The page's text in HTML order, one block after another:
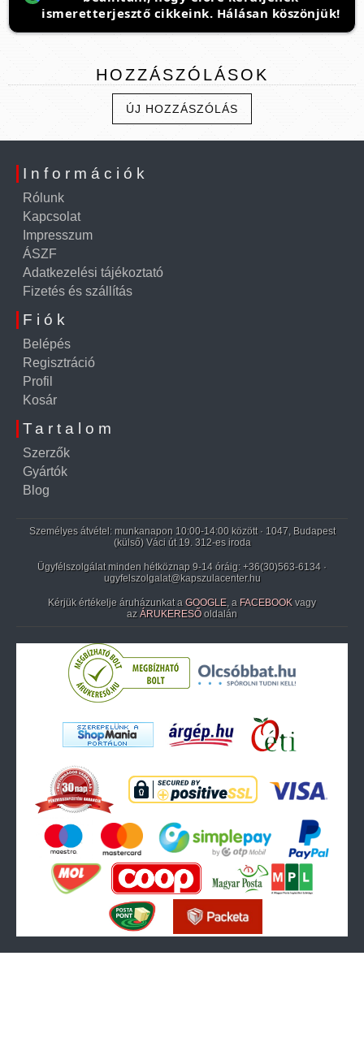
ismeretterjesztő cikkeink. Hálásan köszönjük!
HOZZÁSZÓLÁSOK
ÚJ HOZZÁSZÓLÁS
Információk
Rólunk
Kapcsolat
Impresszum
ÁSZF
Adatkezelési tájékoztató
Fizetés és szállítás
Fiók
Belépés
Regisztráció
Profil
Kosár
Tartalom
Szerzők
Gyártók
Blog
Személyes átvétel: munkanapon 10:00-14:00 között · 1047, Budapest
(külső) Váci út 19. 312-es iroda
Ügyfélszolgálat minden hétköznap 9-14 óráig: +36(30)563-6134 ·
ugyfelszolgalat@kapszulacenter.hu
Kérjük értékelje áruházunkat a GOOGLE, a FACEBOOK vagy
az ÁRUKERESŐ oldalán